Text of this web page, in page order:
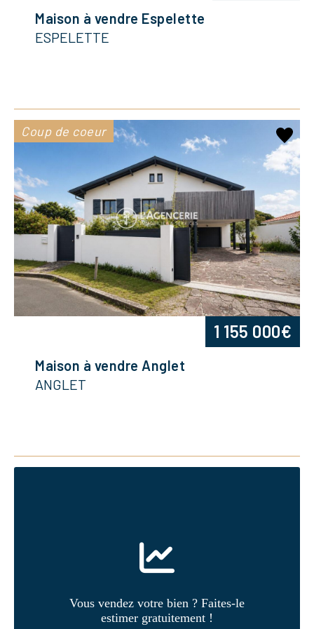
Maison à vendre Espelette
ESPELETTE
Coup de coeur
Maison à vendre Anglet
ANGLET
1 155 000€
Vous vendez votre bien ? Faites-le
estimer gratuitement !